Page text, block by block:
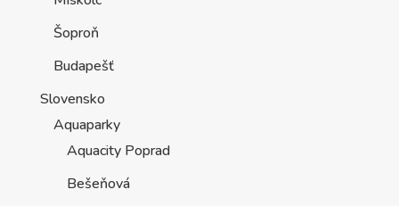
Šoproň
Budapešť
Slovensko
Aquaparky
Aquacity Poprad
Bešeňová